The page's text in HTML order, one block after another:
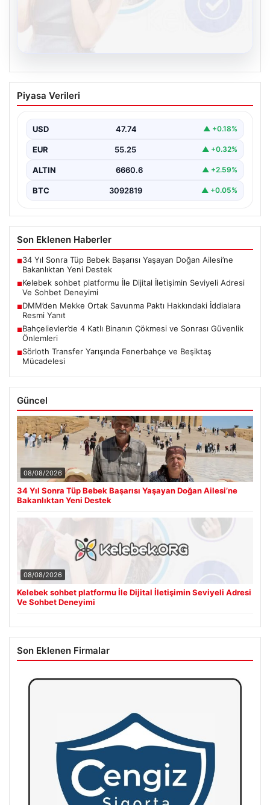
Kelebek sohbet platformu İle Dijital
İletişimin Seviyeli Adresi Ve Sohbet
Dijital ortamında insanların seviyeli bir şekilde iletişim
Piyasa Verileri
USD 47.74 ▲ +0.18%
EUR 55.25 ▲ +0.32%
ALTIN 6660.6 ▲ +2.59%
BTC 3092819 ▲ +0.05%
Son Eklenen Haberler
■34 Yıl Sonra Tüp Bebek Başarısı Yaşayan Doğan Ailesi’ne
Bakanlıktan Yeni Destek
■Kelebek sohbet platformu İle Dijital İletişimin Seviyeli Adresi
Ve Sohbet Deneyimi
■DMM’den Mekke Ortak Savunma Paktı Hakkındaki İddialara
Resmi Yanıt
■Bahçelievler’de 4 Katlı Binanın Çökmesi ve Sonrası Güvenlik
Önlemleri
■Sörloth Transfer Yarışında Fenerbahçe ve Beşiktaş
Mücadelesi
Güncel
08/08/2026
34 Yıl Sonra Tüp Bebek Başarısı Yaşayan Doğan Ailesi’ne
Bakanlıktan Yeni Destek
08/08/2026
Kelebek sohbet platformu İle Dijital İletişimin Seviyeli Adresi
Ve Sohbet Deneyimi
Son Eklenen Firmalar